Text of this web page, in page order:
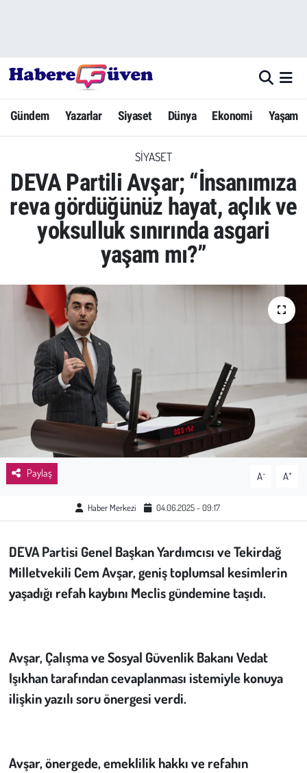
Gündem Yazarlar Siyaset Dünya Ekonomi Yaşam
SIYASET
DEVA Partili Avşar; “İnsanımıza
reva gördüğünüz hayat, açlık ve
yoksulluk sınırında asgari
yaşam mı?”
Paylaş A- A+
Haber Merkezi 04.06.2025 - 09:17
DEVA Partisi Genel Başkan Yardımcısı ve Tekirdağ
Milletvekili Cem Avşar, geniş toplumsal kesimlerin
yaşadığı refah kaybını Meclis gündemine taşıdı.
Avşar, Çalışma ve Sosyal Güvenlik Bakanı Vedat
Işıkhan tarafından cevaplanması istemiyle konuya
ilişkin yazılı soru önergesi verdi.
Avşar, önergede, emeklilik hakkı ve refahın
Yazarlar
Dünya
Ekonomi
Yaşam
Yerel Haberler
Eğitim
Sağlık
Kadın
Emek
Spor
Çocuk
Kültür Sanat
İnsan Hakları
Galeri
Hava Durumu
Trafik Durumu
Süper Lig Puan Durumu ve Fikstür
Tüm Manşetler
Son Dakika Haberleri